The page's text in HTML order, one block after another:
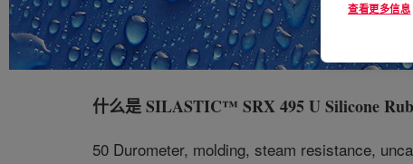
什么是SILASTIC™ SRX 495 U Silicone
50 Durometer, molding, steam resistance,
查看更多信息